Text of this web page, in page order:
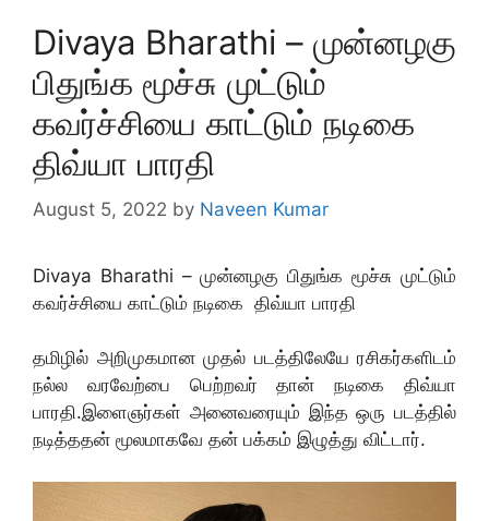
Divaya Bharathi – முன்னழகு
பிதுங்க மூச்சு முட்டும்
கவர்ச்சியை காட்டும் நடிகை
திவ்யா பாரதி
August 5, 2022 by Naveen Kumar
Divaya Bharathi – முன்னழகு பிதுங்க மூச்சு முட்டும்
கவர்ச்சியை காட்டும் நடிகை திவ்யா பாரதி
தமிழில் அறிமுகமான முதல் படத்திலேயே ரசிகர்களிடம்
நல்ல வரவேற்பை பெற்றவர் தான் நடிகை திவ்யா
பாரதி.இளைஞர்கள் அனைவரையும் இந்த ஒரு படத்தில்
நடித்ததன் மூலமாகவே தன் பக்கம் இழுத்து விட்டார்.